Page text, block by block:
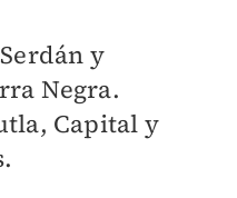
y
Negra.
Capital y